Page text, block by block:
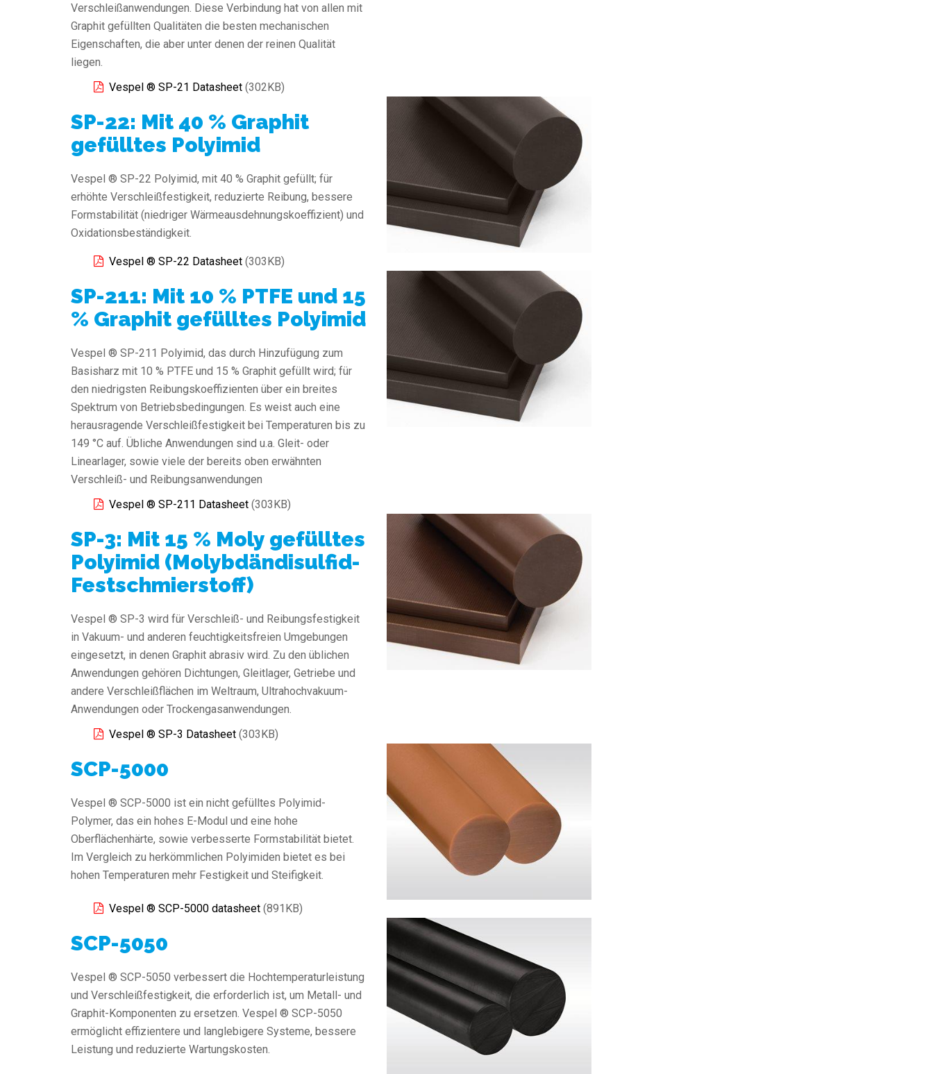
Verschleißanwendungen. Diese Verbindung hat von allen mit
Graphit gefüllten Qualitäten die besten mechanischen
Eigenschaften, die aber unter denen der reinen Qualität
liegen.
Vespel ® SP-21 Datasheet (302KB)
SP-22: Mit 40 % Graphit
gefülltes Polyimid
Vespel ® SP-22 Polyimid, mit 40 % Graphit gefüllt; für
erhöhte Verschleißfestigkeit, reduzierte Reibung, bessere
Formstabilität (niedriger Wärmeausdehnungskoeffizient) und
Oxidationsbeständigkeit.
Vespel ® SP-22 Datasheet (303KB)
SP-211: Mit 10 % PTFE und 15
% Graphit gefülltes Polyimid
Vespel ® SP-211 Polyimid, das durch Hinzufügung zum
Basisharz mit 10 % PTFE und 15 % Graphit gefüllt wird; für
den niedrigsten Reibungskoeffizienten über ein breites
Spektrum von Betriebsbedingungen. Es weist auch eine
herausragende Verschleißfestigkeit bei Temperaturen bis zu
149 °C auf. Übliche Anwendungen sind u.a. Gleit- oder
Linearlager, sowie viele der bereits oben erwähnten
Verschleiß- und Reibungsanwendungen
Vespel ® SP-211 Datasheet (303KB)
SP-3: Mit 15 % Moly gefülltes
Polyimid (Molybdändisulfid-
Festschmierstoff)
Vespel ® SP-3 wird für Verschleiß- und Reibungsfestigkeit
in Vakuum- und anderen feuchtigkeitsfreien Umgebungen
eingesetzt, in denen Graphit abrasiv wird. Zu den üblichen
Anwendungen gehören Dichtungen, Gleitlager, Getriebe und
andere Verschleißflächen im Weltraum, Ultrahochvakuum-
Anwendungen oder Trockengasanwendungen.
Vespel ® SP-3 Datasheet (303KB)
SCP-5000
Vespel ® SCP-5000 ist ein nicht gefülltes Polyimid-
Polymer, das ein hohes E-Modul und eine hohe
Oberflächenhärte, sowie verbesserte Formstabilität bietet.
Im Vergleich zu herkömmlichen Polyimiden bietet es bei
hohen Temperaturen mehr Festigkeit und Steifigkeit.
Vespel ® SCP-5000 datasheet (891KB)
SCP-5050
Vespel ® SCP-5050 verbessert die Hochtemperaturleistung
und Verschleißfestigkeit, die erforderlich ist, um Metall- und
Graphit-Komponenten zu ersetzen. Vespel ® SCP-5050
ermöglicht effizientere und langlebigere Systeme, bessere
Leistung und reduzierte Wartungskosten.